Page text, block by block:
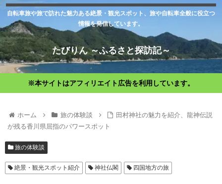
自転車旅や旅で訪れた魅力ある絶景・観光スポット、旅や自転車全般に役立つ
情報を発信しています。
たびりん ～ふるさと探訪記～
※本サイトはアフィリエイト広告を利用しています。
ホーム 旅の体験談
田村神社の魅力を紹介、龍神伝説
が残る香川県屈指のパワースポット
旅の体験談
絶景・観光スポット紹介 神社仏閣 四国地方の旅